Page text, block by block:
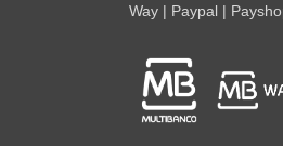
Way | Paypal |